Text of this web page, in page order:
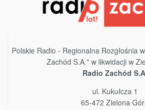
Polskie Radio - Regionalna Rozgłośnia
Zachód S.A." w likwidacji w
Radio Zachód
ul. Kukułcza 1
65-472 Zielona